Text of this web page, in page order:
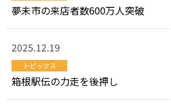
夢未市の来店者数600万人突破
2025.12.19
トピックス
箱根駅伝の力走を後押し